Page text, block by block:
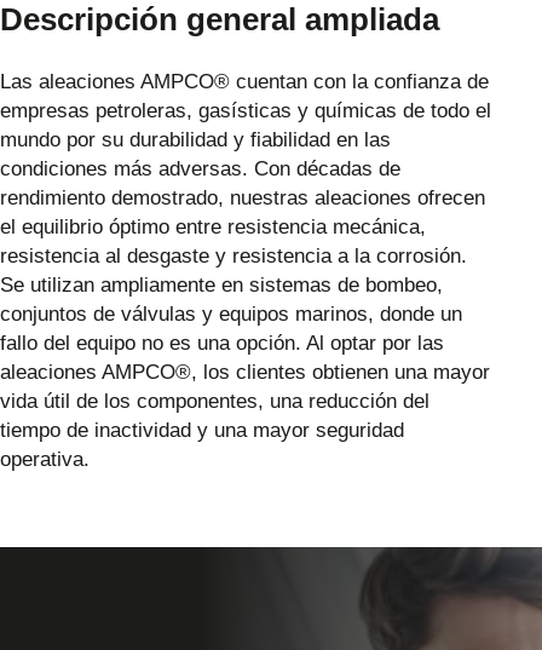
Descripción general ampliada
Las aleaciones AMPCO® cuentan con la confianza de
empresas petroleras, gasísticas y químicas de todo el
mundo por su durabilidad y fiabilidad en las
condiciones más adversas. Con décadas de
rendimiento demostrado, nuestras aleaciones ofrecen
el equilibrio óptimo entre resistencia mecánica,
resistencia al desgaste y resistencia a la corrosión.
Se utilizan ampliamente en sistemas de bombeo,
conjuntos de válvulas y equipos marinos, donde un
fallo del equipo no es una opción. Al optar por las
aleaciones AMPCO®, los clientes obtienen una mayor
vida útil de los componentes, una reducción del
tiempo de inactividad y una mayor seguridad
operativa.